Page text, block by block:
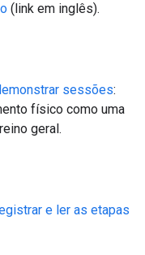
(link em inglês).
sessões:
físico como uma
geral.
e ler as etapas